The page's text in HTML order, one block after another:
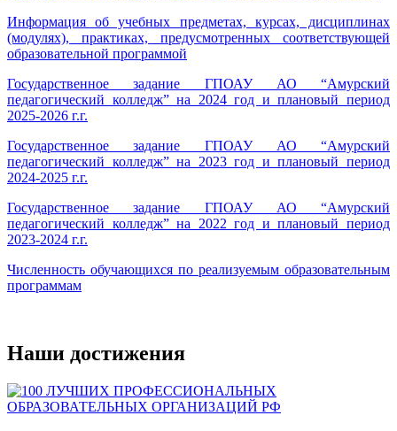
Информация об учебных предметах, курсах, дисциплинах
(модулях), практиках, предусмотренных соответствующей
образовательной программой
Государственное задание ГПОАУ АО “Амурский
педагогический колледж” на 2024 год и плановый период
2025-2026 г.г.
Государственное задание ГПОАУ АО “Амурский
педагогический колледж” на 2023 год и плановый период
2024-2025 г.г.
Государственное задание ГПОАУ АО “Амурский
педагогический колледж” на 2022 год и плановый период
2023-2024 г.г.
Численность обучающихся по реализуемым образовательным
программам
Наши достижения